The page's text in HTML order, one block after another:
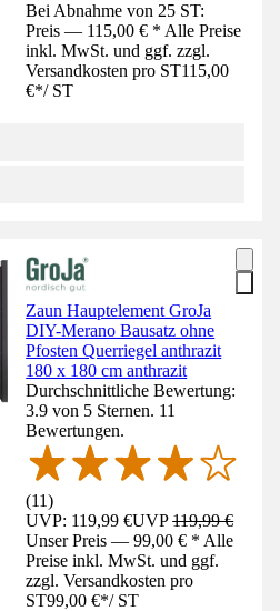
Bei Abnahme von 25 ST:
Preis — 115,00 € * Alle Preise
inkl. MwSt. und ggf. zzgl.
Versandkosten pro ST115,00
€*/ ST
Zaun Hauptelement GroJa
DIY-Merano Bausatz ohne
Pfosten Querriegel anthrazit
180 x 180 cm anthrazit
Durchschnittliche Bewertung:
3.9 von 5 Sternen. 11
Bewertungen.
(11)
UVP: 119,99 €UVP119,99 €
Unser Preis — 99,00 € * Alle
Preise inkl. MwSt. und ggf.
zzgl. Versandkosten pro
ST99,00 €*/ ST